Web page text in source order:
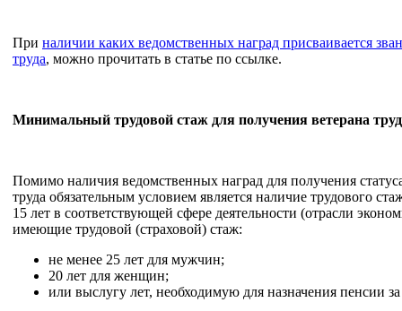
При наличии каких ведомственных наград присваивается
труда, можно прочитать в статье по ссылке.
Минимальный трудовой стаж для получения ветерана
Помимо наличия ведомственных наград для получения
труда обязательным условием является наличие трудового
15 лет в соответствующей сфере деятельности (отрасли
имеющие трудовой (страховой) стаж:
не менее 25 лет для мужчин;
20 лет для женщин;
или выслугу лет, необходимую для назначения пенсии